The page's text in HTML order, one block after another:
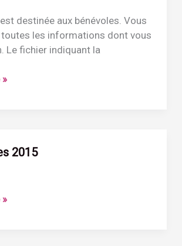
destinée aux bénévoles. Vous
les informations dont vous
Le fichier indiquant la
2015